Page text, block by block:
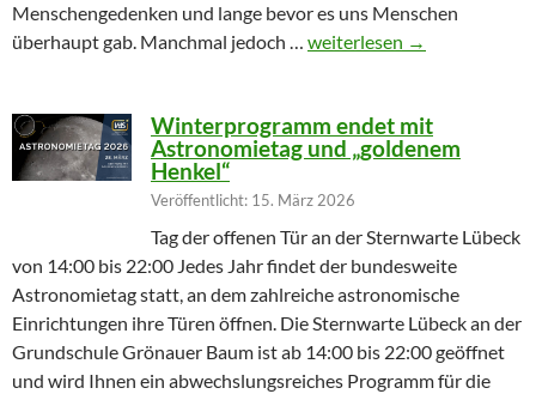
Menschengedenken und lange bevor es uns Menschen
überhaupt gab. Manchmal jedoch … Wenn die Sonne ihr Licht
weiterlesen →
Winterprogramm endet mit
Astronomietag und „goldenem
Henkel“
Veröffentlicht: 15. März 2026
Tag der offenen Tür an der Sternwarte Lübeck
von 14:00 bis 22:00 Jedes Jahr findet der bundesweite
Astronomietag statt, an dem zahlreiche astronomische
Einrichtungen ihre Türen öffnen. Die Sternwarte Lübeck an der
Grundschule Grönauer Baum ist ab 14:00 bis 22:00 geöffnet
und wird Ihnen ein abwechslungsreiches Programm für die